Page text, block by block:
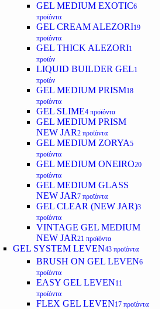
GEL MEDIUM EXOTIC6
προϊόντα
GEL CREAM ALEZORI19
προϊόντα
GEL THICK ALEZORI1
προϊόν
LIQUID BUILDER GEL1
προϊόν
GEL MEDIUM PRISM18
προϊόντα
GEL SLIME4 προϊόντα
GEL MEDIUM PRISM
NEW JAR2 προϊόντα
GEL MEDIUM ZORYA5
προϊόντα
GEL MEDIUM ONEIRO20
προϊόντα
GEL MEDIUM GLASS
NEW JAR7 προϊόντα
GEL CLEAR (NEW JAR)3
προϊόντα
VINTAGE GEL MEDIUM
NEW JAR21 προϊόντα
GEL SYSTEM LEVEN43 προϊόντα
BRUSH ON GEL LEVEN6
προϊόντα
EASY GEL LEVEN11
προϊόντα
FLEX GEL LEVEN17 προϊόντα